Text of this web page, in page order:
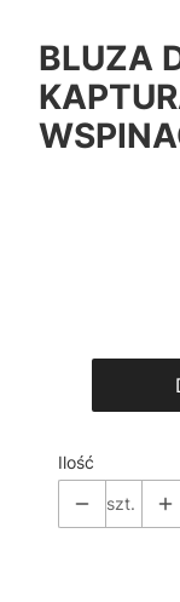
BLUZA
Ilość
szt.